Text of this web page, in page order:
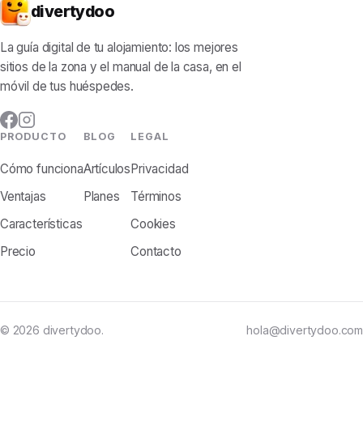
divertydoo
La guía digital de tu alojamiento: los mejores
sitios de la zona y el manual de la casa, en el
móvil de tus huéspedes.
PRODUCTO
Cómo funciona
Ventajas
Características
Precio
BLOG
Artículos
Planes
LEGAL
Privacidad
Términos
Cookies
Contacto
© 2026 divertydoo. hola@divertydoo.com